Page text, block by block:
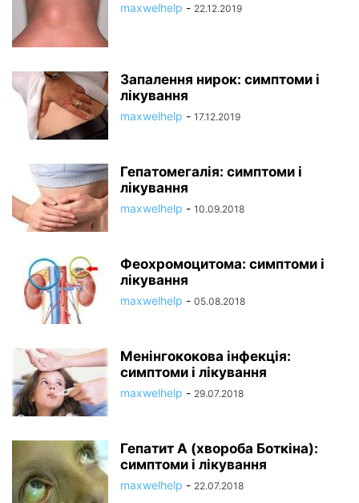
maxwelhelp - 22.12.2019
Запалення нирок: симптоми і
лікування
maxwelhelp - 17.12.2019
Гепатомегалія: симптоми і
лікування
maxwelhelp - 10.09.2018
Феохромоцитома: симптоми і
лікування
maxwelhelp - 05.08.2018
Менінгококова інфекція:
симптоми і лікування
maxwelhelp - 29.07.2018
Гепатит А (хвороба Боткіна):
симптоми і лікування
maxwelhelp - 22.07.2018